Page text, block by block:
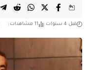
قبل 4 سنوات 11 مشاهدات